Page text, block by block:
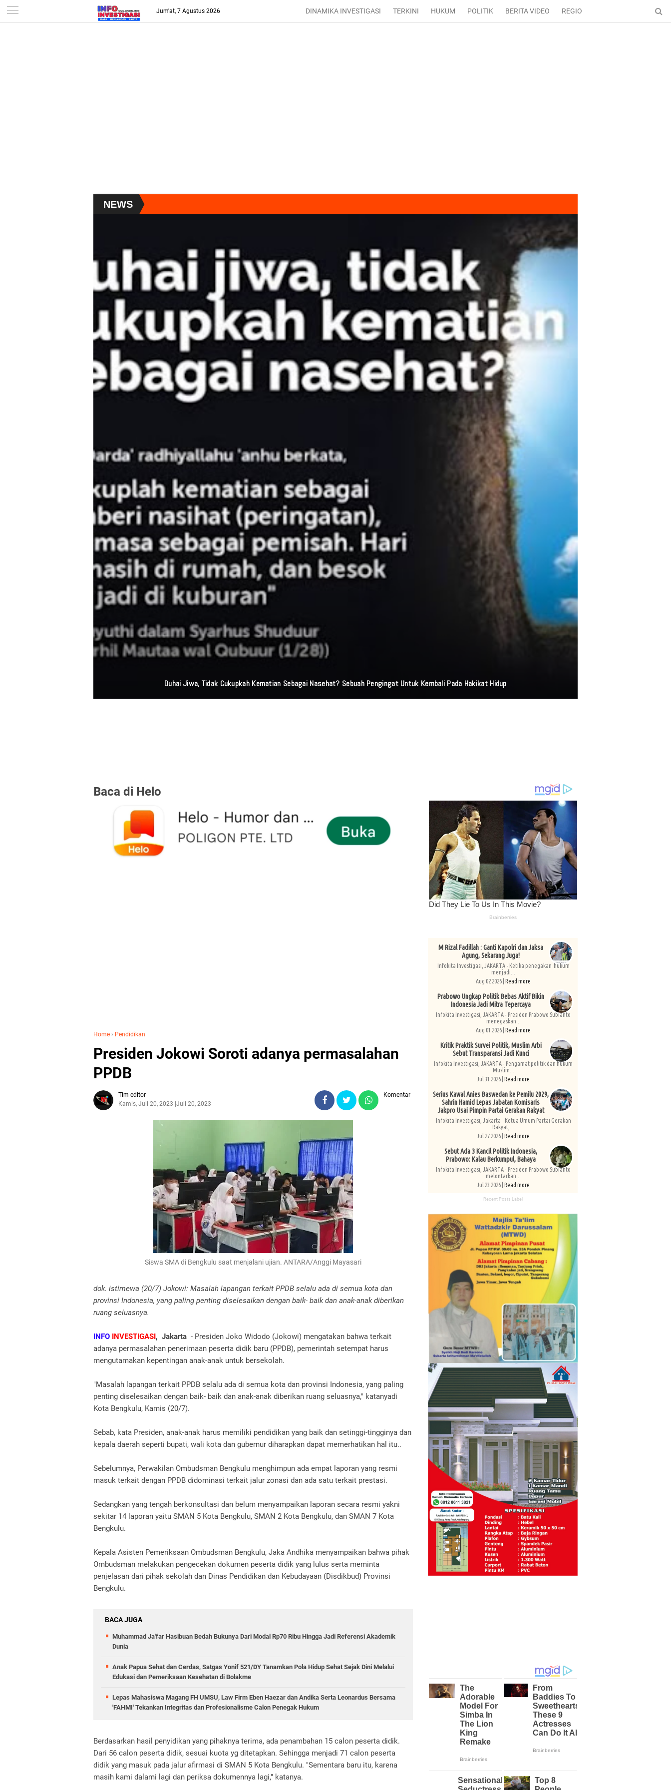
-->
Jum'at, 7 Agustus 2026 DINAMIKA INVESTIGASI TERKINI HUKUM POLITIK BERITA VIDEO REGIONAL ENTERTAINMENT
NEWS
Duhai Jiwa, Tidak Cukupkah Kematian Sebagai Nasehat? Sebuah Pengingat Untuk Kembali Pada Hakikat Hidup
Baca di Helo
Home › Pendidikan
Presiden Jokowi Soroti adanya permasalahan
PPDB
Tim editor
Kamis, Juli 20, 2023 Juli 20, 2023
Komentar
Siswa SMA di Bengkulu saat menjalani ujian. ANTARA/Anggi Mayasari
dok. istimewa (20/7) Jokowi: Masalah lapangan terkait PPDB selalu ada di semua kota dan
provinsi Indonesia, yang paling penting diselesaikan dengan baik- baik dan anak-anak diberikan
ruang seluasnya.
INFO INVESTIGASI, Jakarta - Presiden Joko Widodo (Jokowi) mengatakan bahwa terkait
adanya permasalahan penerimaan peserta didik baru (PPDB), pemerintah setempat harus
mengutamakan kepentingan anak-anak untuk bersekolah.
"Masalah lapangan terkait PPDB selalu ada di semua kota dan provinsi Indonesia, yang paling
penting diselesaikan dengan baik- baik dan anak-anak diberikan ruang seluasnya," katanyadi
Kota Bengkulu, Kamis (20/7).
Sebab, kata Presiden, anak-anak harus memiliki pendidikan yang baik dan setinggi-tingginya dan
kepala daerah seperti bupati, wali kota dan gubernur diharapkan dapat memerhatikan hal itu..
Sebelumnya, Perwakilan Ombudsman Bengkulu menghimpun ada empat laporan yang resmi
masuk terkait dengan PPDB didominasi terkait jalur zonasi dan ada satu terkait prestasi.
Sedangkan yang tengah berkonsultasi dan belum menyampaikan laporan secara resmi yakni
sekitar 14 laporan yaitu SMAN 5 Kota Bengkulu, SMAN 2 Kota Bengkulu, dan SMAN 7 Kota
Bengkulu.
Kepala Asisten Pemeriksaan Ombudsman Bengkulu, Jaka Andhika menyampaikan bahwa pihak
Ombudsman melakukan pengecekan dokumen peserta didik yang lulus serta meminta
penjelasan dari pihak sekolah dan Dinas Pendidikan dan Kebudayaan (Disdikbud) Provinsi
Bengkulu.
BACA JUGA
Muhammad Ja'far Hasibuan Bedah Bukunya Dari Modal Rp70 Ribu Hingga Jadi Referensi Akademik
Dunia
Anak Papua Sehat dan Cerdas, Satgas Yonif 521/DY Tanamkan Pola Hidup Sehat Sejak Dini Melalui
Edukasi dan Pemeriksaan Kesehatan di Bolakme
Lepas Mahasiswa Magang FH UMSU, Law Firm Eben Haezar dan Andika Serta Leonardus Bersama
'FAHMI' Tekankan Integritas dan Profesionalisme Calon Penegak Hukum
Berdasarkan hasil penyidikan yang pihaknya terima, ada penambahan 15 calon peserta didik.
Dari 56 calon peserta didik, sesuai kuota yg ditetapkan. Sehingga menjadi 71 calon peserta
didik yang masuk pada jalur afirmasi di SMAN 5 Kota Bengkulu. "Sementara baru itu, karena
masih kami dalami lagi dan periksa dokumennya lagi," katanya.
M Rizal Fadillah : Ganti Kapolri dan Jaksa
Agung, Sekarang Juga!
Infokita Investigasi, JAKARTA - Ketika penegakan hukum
menjadi...
Aug 02 2026 | Read more
Prabowo Ungkap Politik Bebas Aktif Bikin
Indonesia Jadi Mitra Tepercaya
Infokita Investigasi, JAKARTA - Presiden Prabowo Subianto
menegaskan...
Aug 01 2026 | Read more
Kritik Praktik Survei Politik, Muslim Arbi
Sebut Transparansi Jadi Kunci
Infokita Investigasi, JAKARTA - Pengamat politik dan hukum
Muslim...
Jul 31 2026 | Read more
Serius Kawal Anies Baswedan ke Pemilu 2029,
Sahrin Hamid Lepas Jabatan Komisaris
Jakpro Usai Pimpin Partai Gerakan Rakyat
Infokita Investigasi, Jakarta - Ketua Umum Partai Gerakan
Rakyat,...
Jul 27 2026 | Read more
Sebut Ada 3 Kancil Politik Indonesia,
Prabowo: Kalau Berkumpul, Bahaya
Infokita Investigasi, JAKARTA - Presiden Prabowo Subianto
melontarkan...
Jul 23 2026 | Read more
Recent Posts Label